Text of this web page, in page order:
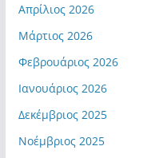
Απρίλιος 2026
Μάρτιος 2026
Φεβρουάριος 2026
Ιανουάριος 2026
Δεκέμβριος 2025
Νοέμβριος 2025